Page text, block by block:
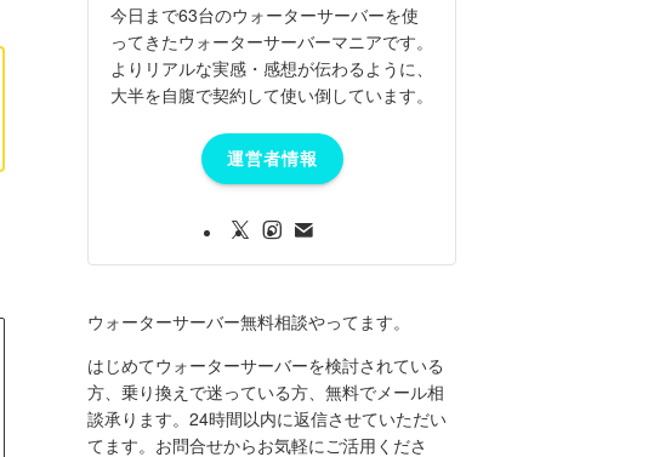
今日まで63台のウォーターサーバーを使
ってきたウォーターサーバーマニアです。
よりリアルな実感・感想が伝わるように、
大半を自腹で契約して使い倒しています。
運営者情報
ウォーターサーバー無料相談やってます。
はじめてウォーターサーバーを検討されている
方、乗り換えで迷っている方、無料でメール相
談承ります。24時間以内に返信させていただい
てます。お問合せからお気軽にご活用くださ